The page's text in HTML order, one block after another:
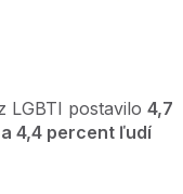
LGBTI postavilo 4,7
4,4 percent ľudí